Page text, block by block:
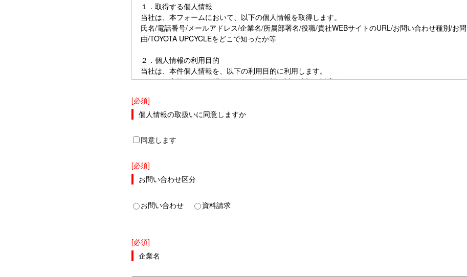
１．取得する個人情報
当社は、本フォームにおいて、以下の個人情報を取得します。
氏名/電話番号/メールアドレス/企業名/所属部署名/役職/貴社WEBサイトのURL/お問い合わせ種別/お
由/TOYOTA UPCYCLEをどこで知ったか等
２．個人情報の利用目的
当社は、本件個人情報を、以下の利用目的に利用します。
（１）お客様からのお問い合わせ・ご要望に対し適切に対応するため
含みます)
（３）TOYOTA UPCYCLEに関する商品・サービスまたは各種イベント・キャンペーン等についてご案
３．個人情報の第三者への提供
４．お問い合わせ
【お問い合わせ窓口】
[必須]
個人情報の取扱いに同意しますか
同意します
[必須]
お問い合わせ区分
お問い合わせ 資料請求
[必須]
企業名